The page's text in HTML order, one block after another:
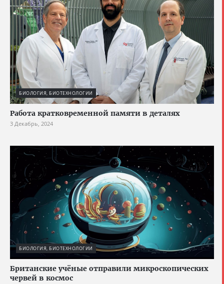
БИОЛОГИЯ, БИОТЕХНОЛОГИИ
Работа кратковременной памяти в деталях
3 Декабрь, 2024
БИОЛОГИЯ, БИОТЕХНОЛОГИИ
Британские учёные отправили микроскопических
червей в космос